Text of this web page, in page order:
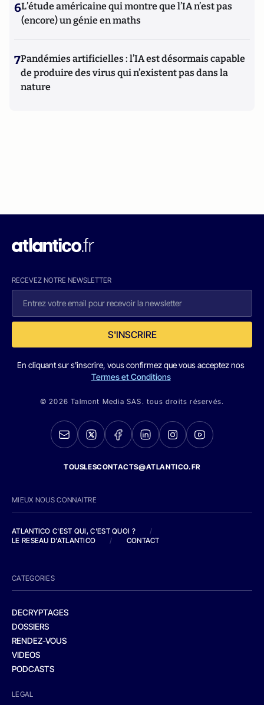
6L’étude américaine qui montre que l’IA n’est pas
(encore) un génie en maths
7Pandémies artificielles : l’IA est désormais capable
de produire des virus qui n’existent pas dans la
nature
RECEVEZ NOTRE NEWSLETTER
S'INSCRIRE
En cliquant sur s'inscrire, vous confirmez que vous acceptez nos
Termes et Conditions
© 2026 Talmont Media SAS. tous droits réservés.
TOUSLESCONTACTS@ATLANTICO.FR
MIEUX NOUS CONNAITRE
ATLANTICO C'EST QUI, C'EST QUOI ?
/
LE RESEAU D'ATLANTICO
/ CONTACT
CATEGORIES
DECRYPTAGES
DOSSIERS
RENDEZ-VOUS
VIDEOS
PODCASTS
LEGAL